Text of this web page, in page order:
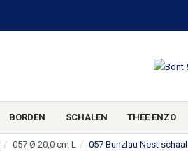
BORDEN SCHALEN THEE ENZO
057 Ø 20,0 cm L 057 Bunzlau Nest